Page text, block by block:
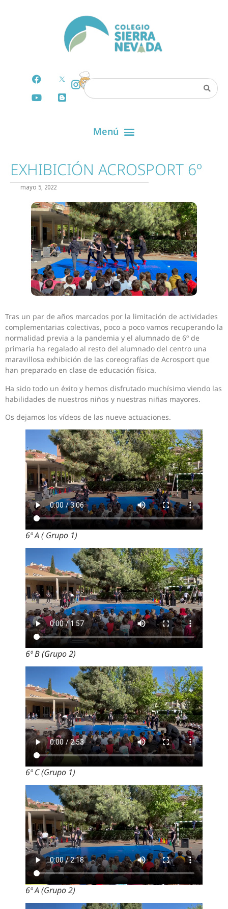
EXHIBICIÓN ACROSPORT 6º
mayo 5, 2022
Tras un par de años marcados por la limitación de actividades
complementarias colectivas, poco a poco vamos recuperando la
normalidad previa a la pandemia y el alumnado de 6º de
primaria ha regalado al resto del alumnado del centro una
maravillosa exhibición de las coreografías de Acrosport que
han preparado en clase de educación física.
Ha sido todo un éxito y hemos disfrutado muchísimo viendo las
habilidades de nuestros niños y nuestras niñas mayores.
Os dejamos los vídeos de las nueve actuaciones.
6º A ( Grupo 1)
6º B (Grupo 2)
6º C (Grupo 1)
6º A (Grupo 2)